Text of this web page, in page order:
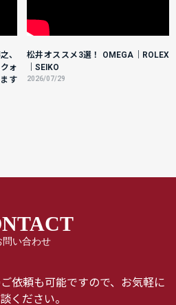
、
ォ
す
松井オススメ3選！ OMEGA｜ROLEX
｜SEIKO
2026/07/29
問い合わせ
依頼も可能ですので、お気軽に
ください。